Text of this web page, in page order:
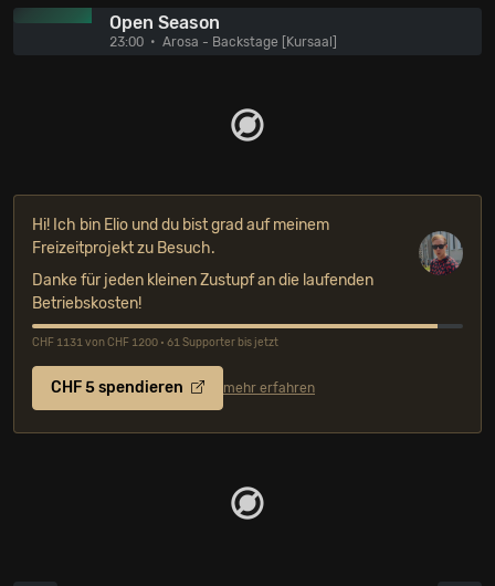
Open Season
23:00 Arosa - Backstage [Kursaal]
Hi! Ich bin Elio und du bist grad auf meinem
Freizeitprojekt zu Besuch.
Danke für jeden kleinen Zustupf an die laufenden
Betriebskosten!
CHF 1131 von CHF 1200 • 61 Supporter bis jetzt
CHF 5 spendieren mehr erfahren